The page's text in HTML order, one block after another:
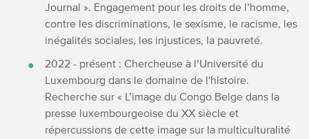
Journal ». Engagement pour les droits de l’homme,
contre les discriminations, le sexisme, le racisme, les
inégalités sociales, les injustices, la pauvreté.
2022 - présent : Chercheuse à l’Université du
Luxembourg dans le domaine de l'histoire.
Recherche sur « L’image du Congo Belge dans la
presse luxembourgeoise du XX siècle et
répercussions de cette image sur la multiculturalité